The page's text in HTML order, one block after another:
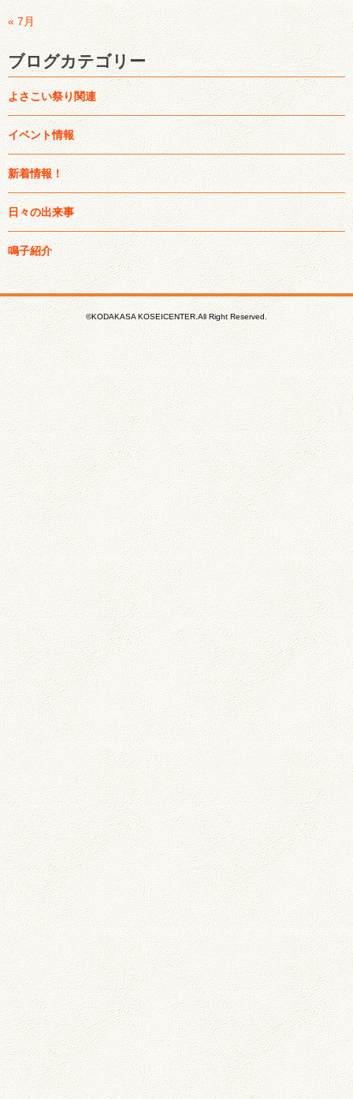
« 7月
ブログカテゴリー
よさこい祭り関連
イベント情報
新着情報！
日々の出来事
鳴子紹介
©KODAKASA KOSEICENTER.All Right Reserved.